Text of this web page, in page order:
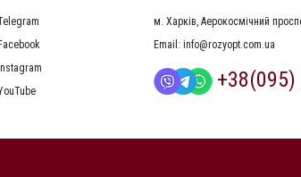
Facebook
Instagram
м. Харків, Аерокосмічний
Email: info@rozyopt.com.ua